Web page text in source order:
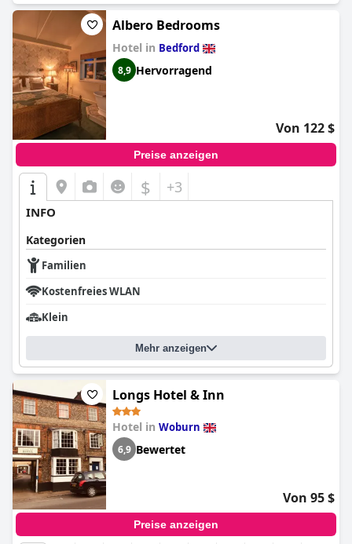
seinen sauberen und komfortablen Unterkünften, dem
freundlichen Service und den praktischen Annehmlichkeiten. Es
erfüllt die Erwartungen an ein preisgünstiges Hotel und ist
somit eine zuverlässige Wahl für Reisende, die Komfort und
Bequemlichkeit suchen, ohne das Budget zu sprengen.
sind verbesserungswürdig.
Albero Bedrooms
Hotel in Bedford
8,9 Hervorragend
Von 122 $
Preise anzeigen
$ +3
INFO
Kategorien
Familien
Kostenfreies WLAN
Klein
Mehr anzeigen
Longs Hotel & Inn
Hotel in Woburn
6,9 Bewertet
Von 95 $
Preise anzeigen